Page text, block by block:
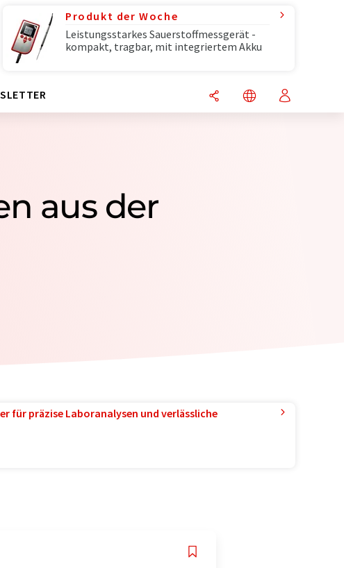
Produkt der Woche
Leistungsstarkes Sauerstoffmessgerät -
kompakt, tragbar, mit integriertem Akku
aus der
für präzise Laboranalysen und verlässliche